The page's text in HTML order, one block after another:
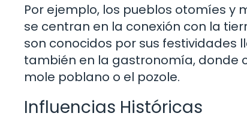
Por ejemplo, los pueblos otomíes y
se centran en la conexión con la
son conocidos por sus festividades
también en la gastronomía, donde
mole poblano o el pozole.
Influencias Históricas